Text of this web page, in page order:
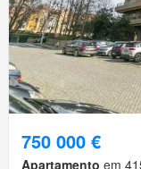
750 000 €
Apartamento em